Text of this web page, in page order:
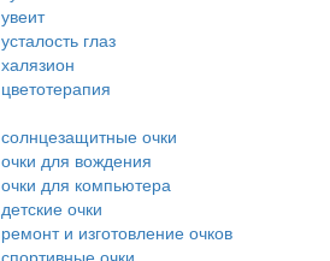
увеит
усталость глаз
халязион
цветотерапия
солнцезащитные очки
очки для вождения
очки для компьютера
детские очки
ремонт и изготовление очков